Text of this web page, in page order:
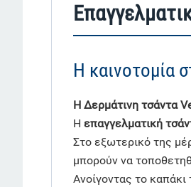
Η καινοτομία
Η Δερμάτινη τσάντα
H επαγγελματική
Στο εξωτερικό της
μπορούν να
Ανοίγοντας το